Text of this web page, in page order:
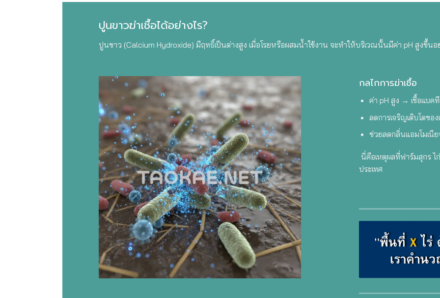
ปูนขาวฆ่าเชื้อได้อย่างไร?
ปูนขาว (Calcium Hydroxide) มีฤทธิ์เป็นด่างสูง เมื่อโรยหรือผสมน้ำใช้งาน จะทำให้บริเวณนั้นมีค่า pH สูงขึ้นอ
กลไกการฆ่าเชื้อ
ค่า pH สูง → เชื้อแบคที
ลดการเจริญเติบโตขอ
ช่วยลดกลิ่นแอมโมเนี
นี่คือเหตุผลที่ฟาร์มสุกร
ประเทศ